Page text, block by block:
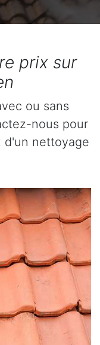
prix sur
ou sans
nous pour
d'un nettoyage